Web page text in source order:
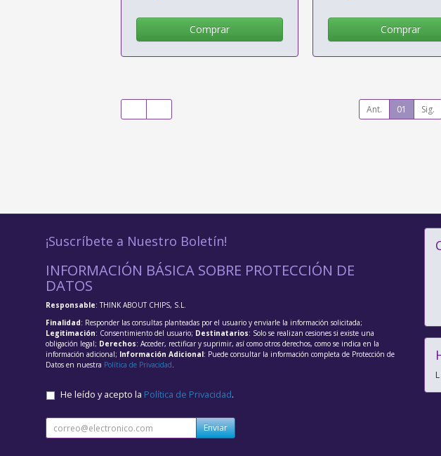
Comprar Comprar
Ant. 01 Sig.
¡Suscríbete a Nuestro Boletín!
INFORMACIÓN BÁSICA SOBRE PROTECCIÓN DE
DATOS
Responsable: THINK ABOUT CHIPS, S.L.
Finalidad: Responder las consultas planteadas por el usuario y enviarle la información solicitada;
Legitimación: Consentimiento del usuario; Destinatarios: Solo se realizan cesiones si existe una
obligación legal; Derechos: Acceder, rectificar y suprimir, así como otros derechos, como se indica en la
información adicional; Información Adicional: Puede consultar la información completa de Protección de
Datos en nuestra Política de Privacidad.
He leído y acepto la Política de Privacidad.
Enviar